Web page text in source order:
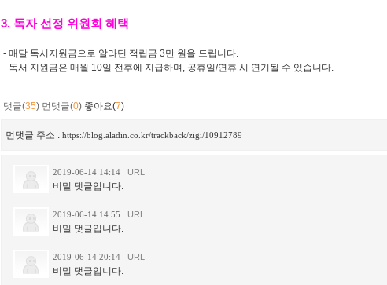
3. 독자 선정 위원회 혜택
- 매달 독서지원금으로 알라딘 적립금 3만 원을 드립니다.
- 독서 지원금은 매월 10일 전후에 지급하며, 공휴일/연휴 시 연기될 수 있습니다.
댓글(35) 먼댓글(0) 좋아요(7)
먼댓글 주소 : https://blog.aladin.co.kr/trackback/zigi/10912789
2019-06-14 14:14 URL
비밀 댓글입니다.
2019-06-14 14:55 URL
비밀 댓글입니다.
2019-06-14 20:14 URL
비밀 댓글입니다.